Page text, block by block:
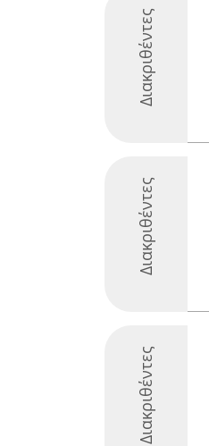
Διακριθέντες
Διακριθέντες
Διακριθέντες